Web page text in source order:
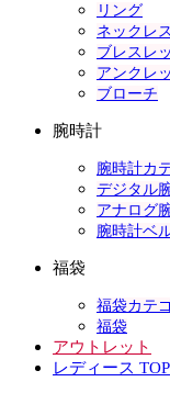
リング
ネックレス
ブレスレ
アンクレ
ブローチ
腕時計
腕時計カ
デジタル
アナログ
腕時計ベ
福袋
福袋カテ
福袋
アウトレット
レディース TOP